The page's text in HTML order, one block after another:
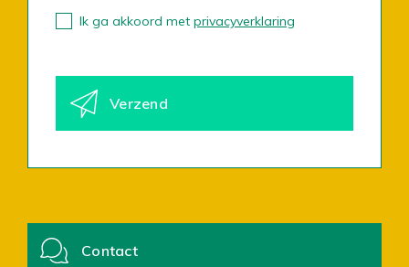
Contact
Ik ga akkoord met privacyverklaring